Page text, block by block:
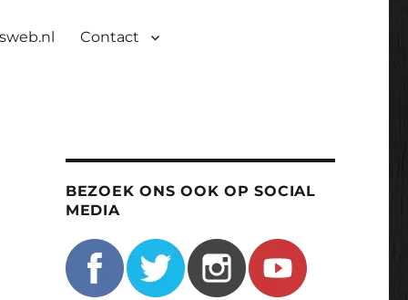
Contact
BEZOEK ONS OOK OP SOCIAL
MEDIA